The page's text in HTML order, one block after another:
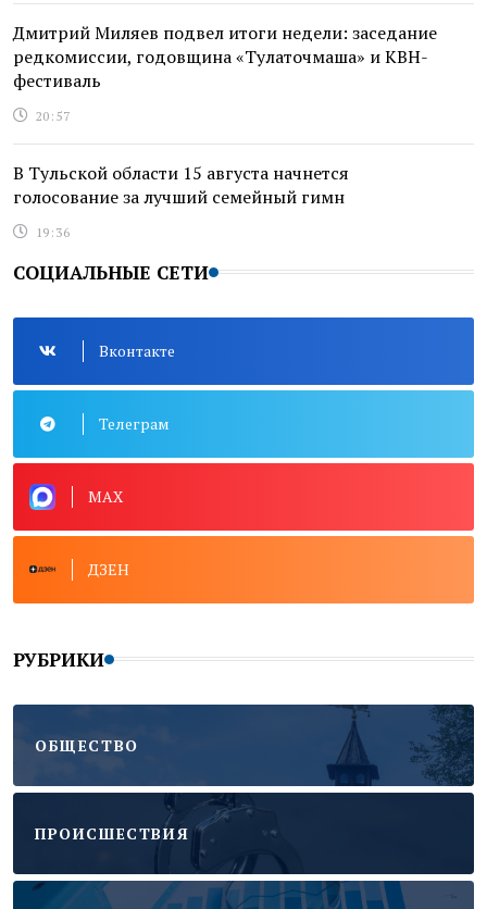
Дмитрий Миляев подвел итоги недели: заседание
редкомиссии, годовщина «Тулаточмаша» и КВН-
фестиваль
20:57
В Тульской области 15 августа начнется
голосование за лучший семейный гимн
19:36
СОЦИАЛЬНЫЕ СЕТИ
Вконтакте
Телеграм
MAX
ДЗЕН
РУБРИКИ
ОБЩЕСТВО
ПРОИСШЕСТВИЯ